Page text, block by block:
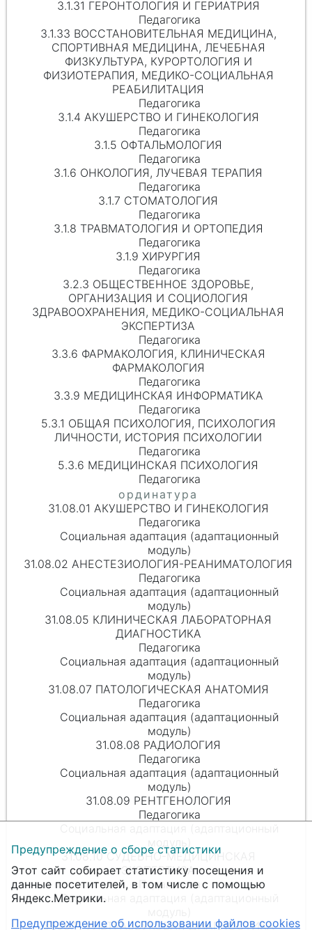
3.1.31 ГЕРОНТОЛОГИЯ И ГЕРИАТРИЯ
Педагогика
3.1.33 ВОССТАНОВИТЕЛЬНАЯ МЕДИЦИНА,
СПОРТИВНАЯ МЕДИЦИНА, ЛЕЧЕБНАЯ
ФИЗКУЛЬТУРА, КУРОРТОЛОГИЯ И
ФИЗИОТЕРАПИЯ, МЕДИКО-СОЦИАЛЬНАЯ
РЕАБИЛИТАЦИЯ
Педагогика
3.1.4 АКУШЕРСТВО И ГИНЕКОЛОГИЯ
Педагогика
3.1.5 ОФТАЛЬМОЛОГИЯ
Педагогика
3.1.6 ОНКОЛОГИЯ, ЛУЧЕВАЯ ТЕРАПИЯ
Педагогика
3.1.7 СТОМАТОЛОГИЯ
Педагогика
3.1.8 ТРАВМАТОЛОГИЯ И ОРТОПЕДИЯ
Педагогика
3.1.9 ХИРУРГИЯ
Педагогика
3.2.3 ОБЩЕСТВЕННОЕ ЗДОРОВЬЕ,
ОРГАНИЗАЦИЯ И СОЦИОЛОГИЯ
ЗДРАВООХРАНЕНИЯ, МЕДИКО-СОЦИАЛЬНАЯ
ЭКСПЕРТИЗА
Педагогика
3.3.6 ФАРМАКОЛОГИЯ, КЛИНИЧЕСКАЯ
ФАРМАКОЛОГИЯ
Педагогика
3.3.9 МЕДИЦИНСКАЯ ИНФОРМАТИКА
Педагогика
5.3.1 ОБЩАЯ ПСИХОЛОГИЯ, ПСИХОЛОГИЯ
ЛИЧНОСТИ, ИСТОРИЯ ПСИХОЛОГИИ
Педагогика
5.3.6 МЕДИЦИНСКАЯ ПСИХОЛОГИЯ
Педагогика
31.08.01 АКУШЕРСТВО И ГИНЕКОЛОГИЯ
Педагогика
Социальная адаптация (адаптационный
модуль)
31.08.02 АНЕСТЕЗИОЛОГИЯ-РЕАНИМАТОЛОГИЯ
Педагогика
Социальная адаптация (адаптационный
модуль)
31.08.05 КЛИНИЧЕСКАЯ ЛАБОРАТОРНАЯ
ДИАГНОСТИКА
Педагогика
Социальная адаптация (адаптационный
модуль)
31.08.07 ПАТОЛОГИЧЕСКАЯ АНАТОМИЯ
Педагогика
Социальная адаптация (адаптационный
модуль)
31.08.08 РАДИОЛОГИЯ
Педагогика
Социальная адаптация (адаптационный
модуль)
31.08.09 РЕНТГЕНОЛОГИЯ
Педагогика
31.08.10 СУДЕБНО-МЕДИЦИНСКАЯ
ЭКСПЕРТИЗА
Педагогика
Социальная адаптация (адаптационный
31.08.11 УЛЬТРАЗВУКОВАЯ ДИАГНОСТИКА
Предупреждение о сборе статистики
Этот сайт собирает статистику посещения и
данные посетителей, в том числе с помощью
Яндекс.Метрики.
Предупреждение об использовании файлов cookies